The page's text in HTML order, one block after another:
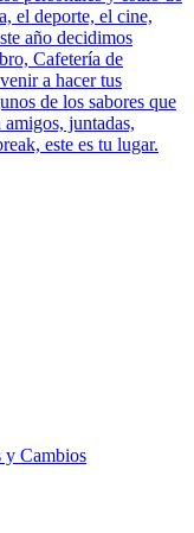
el deporte, el cine,
año decidimos
Cafetería de
a hacer tus
de los sabores que
juntadas,
este es tu lugar.
y Cambios